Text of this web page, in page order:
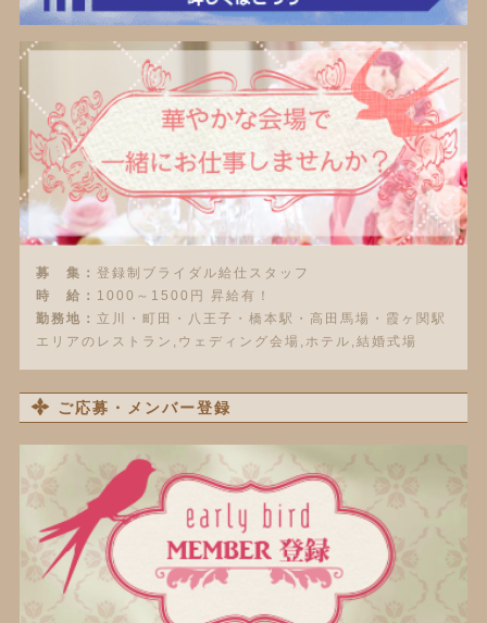
募 集： 登録制ブライダル給仕スタッフ
時 給： 1000～1500円 昇給有！
勤務地： 立川・町田・八王子・橋本駅・高田馬場・霞ヶ関駅
エリアのレストラン,ウェディング会場,ホテル,結婚式場
ご応募・メンバー登録